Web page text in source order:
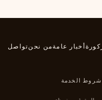
كورةأخبار عامةمن نحنتواصل
شروط الخدمة